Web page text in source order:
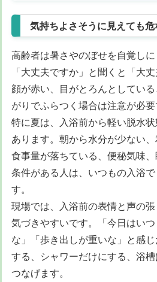
気持ちよさそうに見えても
高齢者は暑さやのぼせを自覚しに
「大丈夫ですか」と聞くと「大
顔が赤い、目がとろんとしてい
がりでふらつく場合は注意が必要
特に夏は、入浴前から軽い脱水
あります。朝から水分が少ない、
食事量が落ちている、便秘気味
条件がある人は、いつもの入浴
す。
現場では、入浴前の表情と声の
気づきやすいです。「今日はい
な」「歩き出しが重いな」と感
する、シャワーだけにする、浴
つなげます。